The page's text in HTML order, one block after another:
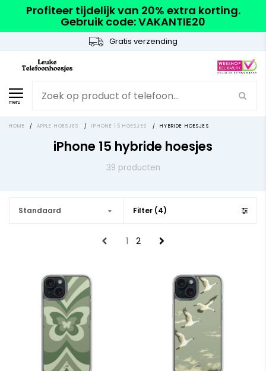
Profiteer tijdelijk van 20% extra korting.
Gebruik code: VAKANTIE20
Gratis verzending
menu
HOME / APPLE HOESJES / IPHONE 15 HOESJES / HYBRIDE HOESJES
iPhone 15 hybride hoesjes
39 producten
Standaard Filter (4)
1 2